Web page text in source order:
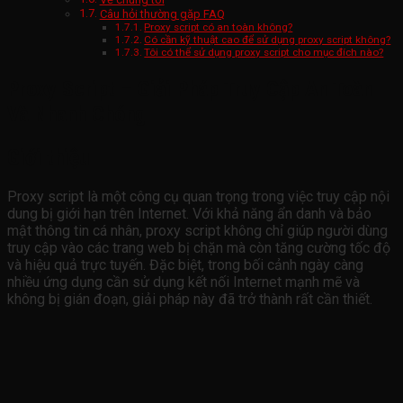
Câu hỏi thường gặp FAQ
Proxy script có an toàn không?
Có cần kỹ thuật cao để sử dụng proxy script không?
Tôi có thể sử dụng proxy script cho mục đích nào?
Proxy script là một công cụ quan trọng trong việc truy cập nội
dung bị giới hạn trên Internet. Với khả năng ẩn danh và bảo
mật thông tin cá nhân, proxy script không chỉ giúp người dùng
truy cập vào các trang web bị chặn mà còn tăng cường tốc độ
và hiệu quả trực tuyến. Đặc biệt, trong bối cảnh ngày càng
nhiều ứng dụng cần sử dụng kết nối Internet mạnh mẽ và
không bị gián đoạn, giải pháp này đã trở thành rất cần thiết.